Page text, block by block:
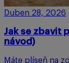
Duben 28, 2026
Jak se zbavit
návod)
Máte plíseň na